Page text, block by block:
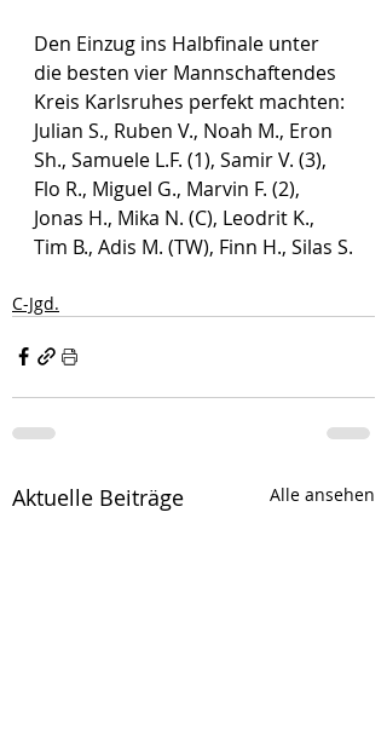
Den Einzug ins Halbfinale unter
die besten vier Mannschaftendes
Kreis Karlsruhes perfekt machten:
Julian S., Ruben V., Noah M., Eron
Sh., Samuele L.F. (1), Samir V. (3),
Flo R., Miguel G., Marvin F. (2),
Jonas H., Mika N. (C), Leodrit K.,
Tim B., Adis M. (TW), Finn H., Silas S.
C-Jgd.
Aktuelle Beiträge Alle ansehen